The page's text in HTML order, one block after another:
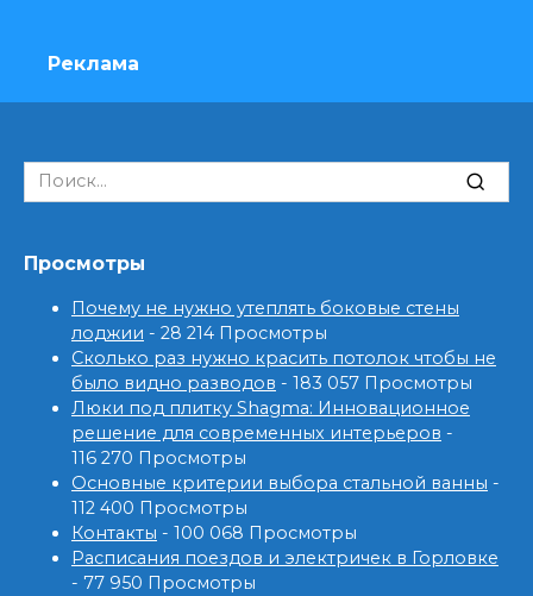
Реклама
Search
for:
Просмотры
Почему не нужно утеплять боковые стены
лоджии - 28 214 Просмотры
Сколько раз нужно красить потолок чтобы не
было видно разводов - 183 057 Просмотры
Люки под плитку Shagma: Инновационное
решение для современных интерьеров -
116 270 Просмотры
Основные критерии выбора стальной ванны -
112 400 Просмотры
Контакты - 100 068 Просмотры
Расписания поездов и электричек в Горловке
- 77 950 Просмотры